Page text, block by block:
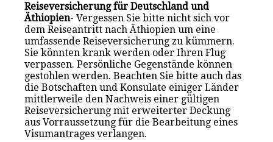
Reiseversicherung für Deutschland und
Äthiopien- Vergessen Sie bitte nicht sich vor
dem Reiseantritt nach Äthiopien um eine
umfassende Reiseversicherung zu kümmern.
Sie könnten krank werden oder Ihren Flug
verpassen. Persönliche Gegenstände können
gestohlen werden. Beachten Sie bitte auch das
die Botschaften und Konsulate einiger Länder
mittlerweile den Nachweis einer gültigen
Reiseversicherung mit erweiterter Deckung
aus Vorraussetzung für die Bearbeitung eines
Visumantrages verlangen.